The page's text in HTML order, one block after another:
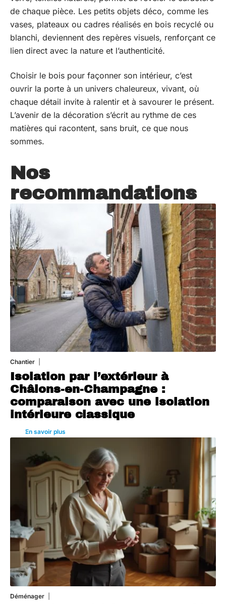
de chaque pièce. Les petits objets déco, comme les
vases, plateaux ou cadres réalisés en bois recyclé ou
blanchi, deviennent des repères visuels, renforçant ce
lien direct avec la nature et l’authenticité.
Choisir le bois pour façonner son intérieur, c’est
ouvrir la porte à un univers chaleureux, vivant, où
chaque détail invite à ralentir et à savourer le présent.
L’avenir de la décoration s’écrit au rythme de ces
matières qui racontent, sans bruit, ce que nous
sommes.
Nos
recommandations
Chantier
Isolation par l’extérieur à
Châlons-en-Champagne :
comparaison avec une isolation
intérieure classique
En savoir plus
Déménager